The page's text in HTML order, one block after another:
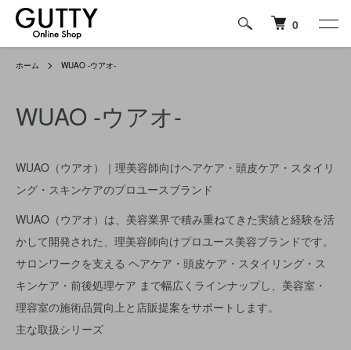
0
ホーム WUAO -ウアオ-
WUAO -ウアオ-
WUAO（ウアオ）｜理美容師向けヘアケア・頭皮ケア・スタイリ
ング・スキンケアのプロユースブランド
WUAO（ウアオ）は、美容業界で積み重ねてきた実績と経験を活
かして開発された、理美容師向けプロユース美容ブランドです。
サロンワークを支える ヘアケア・頭皮ケア・スタイリング・ス
キンケア・前後処理ケア まで幅広くラインナップし、美容室・
理容室の施術品質向上と店販提案をサポートします。
主な取扱シリーズ